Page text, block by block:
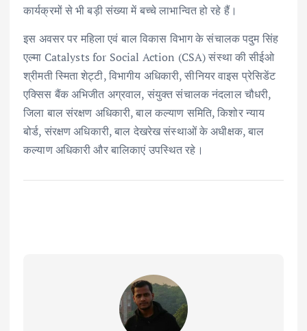
कार्यक्रमों से भी बड़ी संख्या में बच्चे लाभान्वित हो रहे हैं।
इस अवसर पर महिला एवं बाल विकास विभाग के संचालक पदुम सिंह
एल्मा Catalysts for Social Action (CSA) संस्था की सीईओ
श्रीमती स्मिता शेट्टी, विभागीय अधिकारी, सीनियर वाइस प्रेसिडेंट
एक्सिस बैंक अभिजीत अग्रवाल, संयुक्त संचालक नंदलाल चौधरी,
जिला बाल संरक्षण अधिकारी, बाल कल्याण समिति, किशोर न्याय
बोर्ड, संरक्षण अधिकारी, बाल देखरेख संस्थाओं के अधीक्षक, बाल
कल्याण अधिकारी और बालिकाएं उपस्थित रहे।